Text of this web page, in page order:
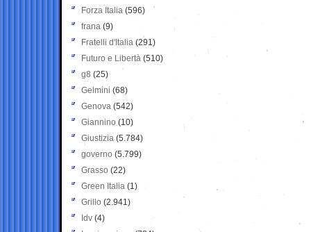
Forza Italia (596)
frana (9)
Fratelli d'Italia (291)
Futuro e Libertà (510)
g8 (25)
Gelmini (68)
Genova (542)
Giannino (10)
Giustizia (5.784)
governo (5.799)
Grasso (22)
Green Italia (1)
Grillo (2.941)
Idv (4)